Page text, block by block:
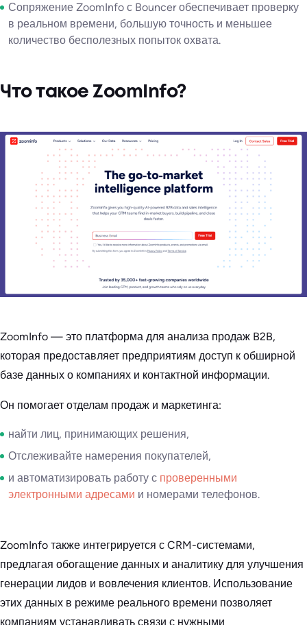
Сопряжение ZoomInfo с Bouncer обеспечивает проверку
в реальном времени, большую точность и меньшее
количество бесполезных попыток охвата.
Что такое ZoomInfo?
ZoomInfo — это платформа для анализа продаж B2B,
которая предоставляет предприятиям доступ к обширной
базе данных о компаниях и контактной информации.
Он помогает отделам продаж и маркетинга:
найти лиц, принимающих решения,
Отслеживайте намерения покупателей,
и автоматизировать работу с проверенными
электронными адресами и номерами телефонов.
ZoomInfo также интегрируется с CRM-системами,
предлагая обогащение данных и аналитику для улучшения
генерации лидов и вовлечения клиентов. Использование
этих данных в режиме реального времени позволяет
компаниям устанавливать связи с нужными